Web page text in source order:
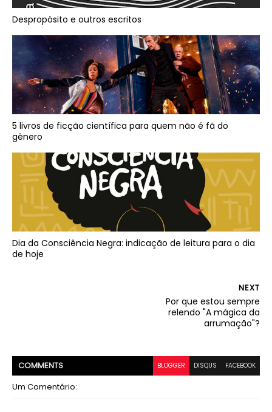
Despropósito e outros escritos
5 livros de ficção científica para quem não é fã do
gênero
Dia da Consciência Negra: indicação de leitura para o dia
de hoje
NEXT
Por que estou sempre
relendo "A mágica da
arrumação"?
COMMENTS BLOGGER DISQUS FACEBOOK
Um Comentário: